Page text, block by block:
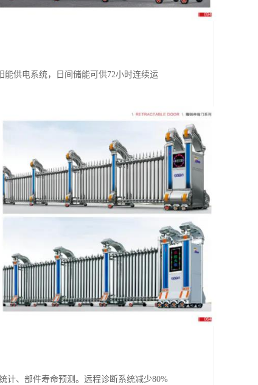
能供电系统，日间储能可供72小时连续运
计、部件寿命预测。远程诊断系统减少80%